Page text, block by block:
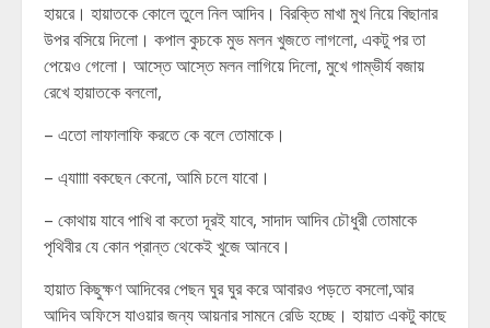
হায়রে। হায়াতকে কোলে তুলে নিল আদিব। বিরক্তি মাখা মুখ নিয়ে বিছানার
উপর বসিয়ে দিলো। কপাল কুচকে মুভ মলন খুজতে লাগলো, একটু পর তা
পেয়েও গেলো। আস্তে আস্তে মলন লাগিয়ে দিলো, মুখে গাম্ভীর্য বজায়
রেখে হায়াতকে বললো,
– এতো লাফালাফি করতে কে বলে তোমাকে।
– এ্যাাাা বকছেন কেনো, আমি চলে যাবো।
– কোথায় যাবে পাখি বা কতো দূরই যাবে, সাদাদ আদিব চৌধুরী তোমাকে
পৃথিবীর যে কোন প্রান্ত থেকেই খুজে আনবে।
হায়াত কিছুক্ষণ আদিবের পেছন ঘুর ঘুর করে আবারও পড়তে বসলো,আর
আদিব অফিসে যাওয়ার জন্য আয়নার সামনে রেডি হচ্ছে। হায়াত একটু কাছে